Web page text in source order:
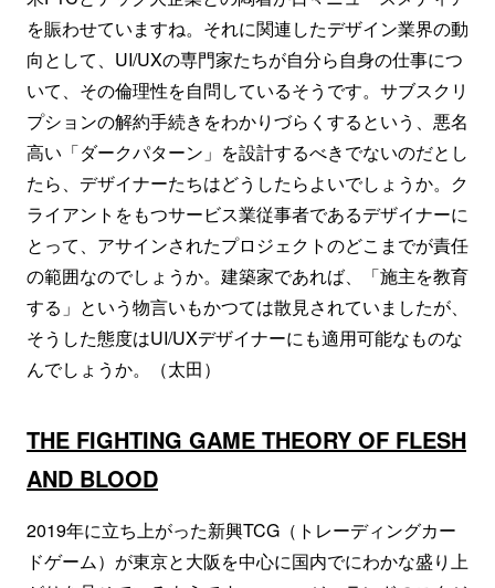
を賑わせていますね。それに関連したデザイン業界の動
向として、UI/UXの専門家たちが自分ら自身の仕事につ
いて、その倫理性を自問しているそうです。サブスクリ
プションの解約手続きをわかりづらくするという、悪名
高い「ダークパターン」を設計するべきでないのだとし
たら、デザイナーたちはどうしたらよいでしょうか。ク
ライアントをもつサービス業従事者であるデザイナーに
とって、アサインされたプロジェクトのどこまでが責任
の範囲なのでしょうか。建築家であれば、「施主を教育
する」という物言いもかつては散見されていましたが、
そうした態度はUI/UXデザイナーにも適用可能なものな
んでしょうか。（太田）
THE FIGHTING GAME THEORY OF FLESH
AND BLOOD
2019年に立ち上がった新興TCG（トレーディングカー
ドゲーム）が東京と大阪を中心に国内でにわかな盛り上